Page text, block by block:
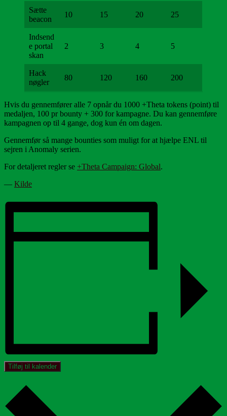
Sætte
beacon
10 15 20 25
Indsend
e portal
skan
2 3 4 5
Hack
nøgler
80 120 160 200
Hvis du gennemfører alle 7 opnår du 1000 +Theta tokens (point) til
medaljen, 100 pr bounty + 300 for kampagne. Du kan gennemføre
kampagnen op til 4 gange, dog kun én om dagen.
Gennemfør så mange bounties som muligt for at hjælpe ENL til
sejren i Anomaly serien.
For detaljeret regler se +Theta Campaign: Global.
— Kilde
Tilføj til kalender